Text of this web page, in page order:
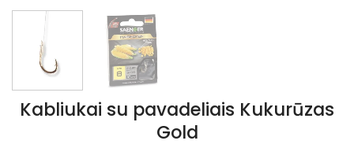
Kabliukai su pavadeliais Kukurūzas
Gold